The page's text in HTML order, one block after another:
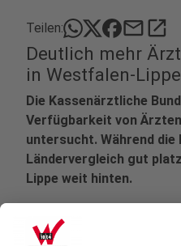
Teilen: mailopen_in_new
Deutlich mehr
in Westfalen-Lippe
Die Kassenärztliche
Verfügbarkeit von
untersucht. Während die
Ländervergleich gut
Lippe weit hinten.